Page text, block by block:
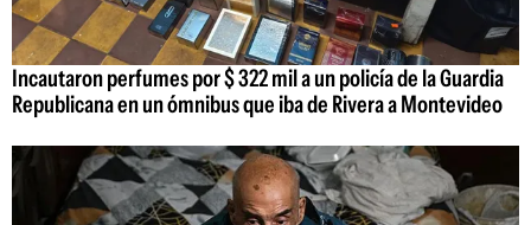
Incautaron perfumes por $ 322 mil a un policía de la Guardia
Republicana en un ómnibus que iba de Rivera a Montevideo